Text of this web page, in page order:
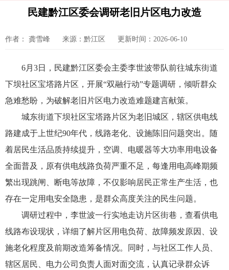
民建黔江区委会调研老旧片区电力改造
作者： 龚雪峰 来源：黔江区 更新时间：2026-06-10
6月3日，民建黔江区委会主委李世波带队前往城东街道
下坝社区宝塔路片区，开展“双融行动”专题调研，倾听群众
急难愁盼，为破解老旧片区电力改造难题建言献策。
城东街道下坝社区宝塔路片区为老旧城区，辖区供电线
路建成于上世纪90年代，线路老化、设施陈旧问题突出。随
着居民生活品质持续提升，空调、电暖器等大功率用电设备
全面普及，原有供电线路负荷严重不足，每逢用电高峰期频
繁出现跳闸、断电等故障，不仅影响居民正常生产生活，也
存在一定用电安全隐患，是群众高度关注的民生问题。
调研过程中，李世波一行实地走访片区街巷，查看供电
线路布设现状，详细了解片区用电负荷、故障频发原因、设
施老化程度及前期改造筹备情况。同时，与社区工作人员、
辖区居民、电力公司负责人面对面交流，认真记录群众诉